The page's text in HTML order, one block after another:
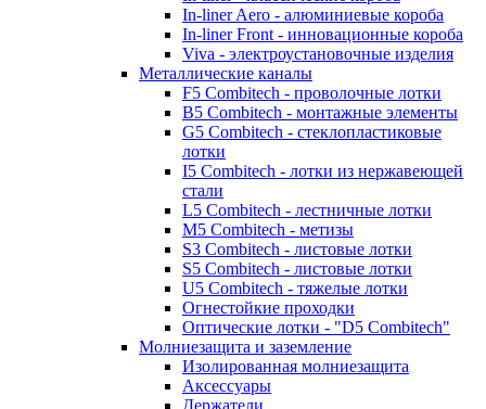
In-liner Aero - алюминиевые короба
In-liner Front - инновационные короба
Viva - электроустановочные изделия
Металлические каналы
F5 Combitech - проволочные лотки
B5 Combitech - монтажные элементы
G5 Combitech - стеклопластиковые
лотки
I5 Combitech - лотки из нержавеющей
стали
L5 Combitech - лестничные лотки
M5 Combitech - метизы
S3 Combitech - листовые лотки
S5 Combitech - листовые лотки
U5 Combitech - тяжелые лотки
Огнестойкие проходки
Оптические лотки - "D5 Combitech"
Молниезащита и заземление
Изолированная молниезащита
Аксессуары
Держатели